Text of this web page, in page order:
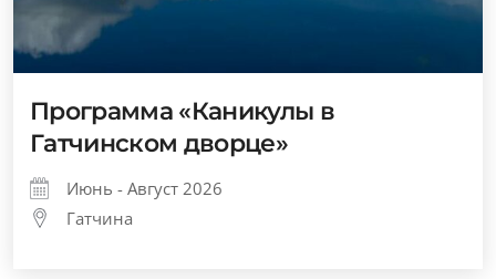
Программа «Каникулы в
Гатчинском дворце»
Июнь - Август 2026
Гатчина